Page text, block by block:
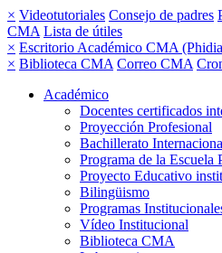
× Videotutoriales Consejo de padres
CMA Lista de útiles
× Escritorio Académico CMA
× Biblioteca CMA Correo CMA
Académico
Docentes certificados
Proyección Profesional
Bachillerato
Programa de la Escuela
Proyecto Educativo
Bilingüismo
Programas
Vídeo Institucional
Biblioteca CMA